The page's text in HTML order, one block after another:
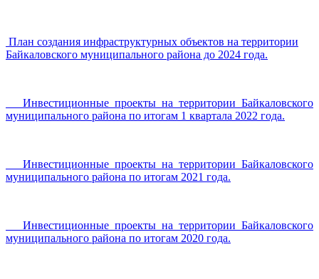
План создания инфраструктурных объектов на территории
Байкаловского муниципального района до 2024 года.
Инвестиционные проекты на территории Байкаловского
муниципального района по итогам 1 квартала 2022 года.
Инвестиционные проекты на территории Байкаловского
муниципального района по итогам 2021 года.
Инвестиционные проекты на территории Байкаловского
муниципального района по итогам 2020 года.